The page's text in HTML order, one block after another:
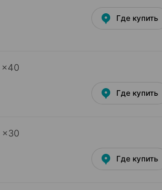
Где купить
×40
Где купить
×30
Где купить